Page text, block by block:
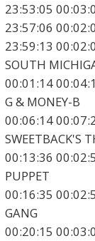
23:53:05
23:57:06
23:59:13
SOUTH
00:01:14
G & MONEY-B
00:06:14
SWEETBACK'S
00:13:36
PUPPET
00:16:35
GANG
00:20:15